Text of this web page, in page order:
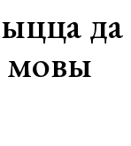
да
мовы